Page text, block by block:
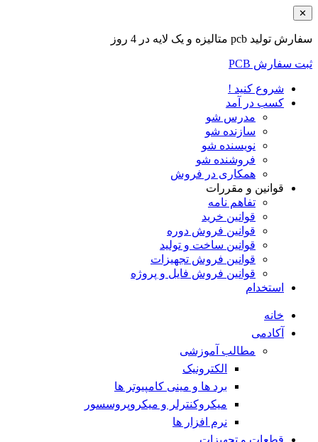
✕
سفارش تولید pcb متالیزه و یک لایه در 4 روز
ثبت سفارش PCB
شروع کنید !
کسب در آمد
مدرس شو
سازنده شو
نویسنده شو
فروشنده شو
همکاری در فروش
قوانین و مقررات
تفاهم نامه
قوانین خرید
قوانین فروش دوره
قوانین ساخت و تولید
قوانین فروش تجهیزات
قوانین فروش فایل و پروژه
استخدام
خانه
آکادمی
مطالب آموزشی
الکترونیک
برد ها و مینی کامپیوتر ها
میکروکنترلر و میکروپروسسور
نرم افزار ها
قطعات و تجهیزات